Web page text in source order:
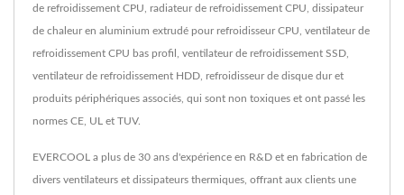
de refroidissement CPU, radiateur de refroidissement CPU, dissipateur
de chaleur en aluminium extrudé pour refroidisseur CPU, ventilateur de
refroidissement CPU bas profil, ventilateur de refroidissement SSD,
ventilateur de refroidissement HDD, refroidisseur de disque dur et
produits périphériques associés, qui sont non toxiques et ont passé les
normes CE, UL et TUV.
EVERCOOL a plus de 30 ans d'expérience en R&D et en fabrication de
divers ventilateurs et dissipateurs thermiques, offrant aux clients une